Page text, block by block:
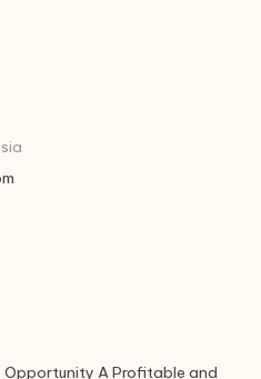
Opportunity A Profitable and